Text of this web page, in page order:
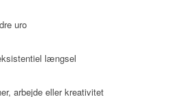
uro
længsel
arbejde eller kreativitet